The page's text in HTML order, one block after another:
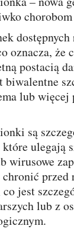
oznacza, że
postacią
lub więcej
ulegają
wirusowe
przed
jest
lub z